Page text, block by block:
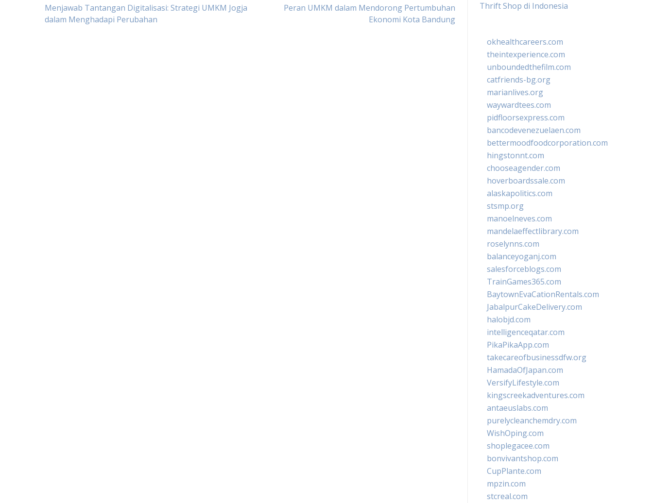
Post
Menjawab Tantangan Digitalisasi: Strategi UMKM Jogja
dalam Menghadapi Perubahan
Peran UMKM dalam Mendorong Pertumbuhan
Ekonomi Kota Bandung
Thrift Shop di Indonesia
okhealthcareers.com
theintexperience.com
unboundedthefilm.com
catfriends-bg.org
marianlives.org
waywardtees.com
pidfloorsexpress.com
bancodevenezuelaen.com
bettermoodfoodcorporation.com
hingstonnt.com
chooseagender.com
hoverboardssale.com
alaskapolitics.com
stsmp.org
manoelneves.com
mandelaeffectlibrary.com
roselynns.com
balanceyoganj.com
salesforceblogs.com
TrainGames365.com
BaytownEvaCationRentals.com
JabalpurCakeDelivery.com
halobjd.com
intelligenceqatar.com
PikaPikaApp.com
takecareofbusinessdfw.org
HamadaOfJapan.com
VersifyLifestyle.com
kingscreekadventures.com
antaeuslabs.com
purelycleanchemdry.com
WishOping.com
shoplegacee.com
bonvivantshop.com
CupPlante.com
mpzin.com
stcreal.com